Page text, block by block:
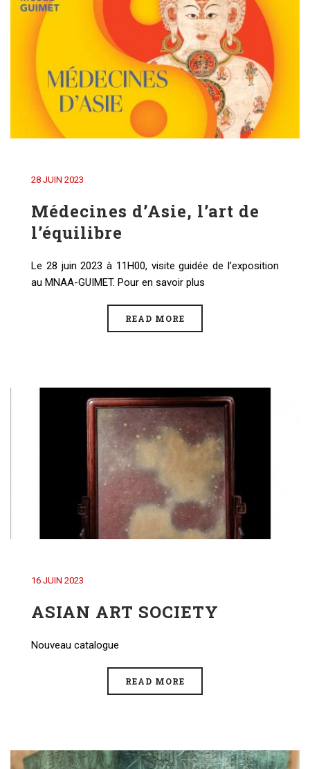
28 JUIN 2023
Médecines d’Asie, l’art de
l’équilibre
Le 28 juin 2023 à 11H00, visite guidée de l’exposition
au MNAA-GUIMET. Pour en savoir plus
READ MORE
16 JUIN 2023
ASIAN ART SOCIETY
Nouveau catalogue
READ MORE